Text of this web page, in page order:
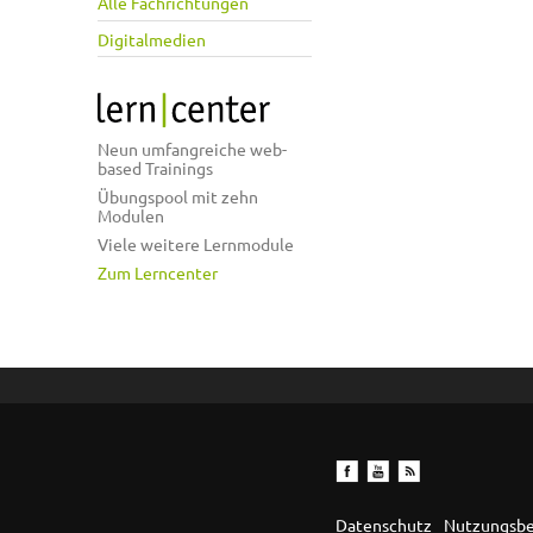
Digitalmedien
Neun umfangreiche web-
based Trainings
Übungspool mit zehn
Modulen
Viele weitere Lernmodule
Zum Lerncenter
Datenschutz